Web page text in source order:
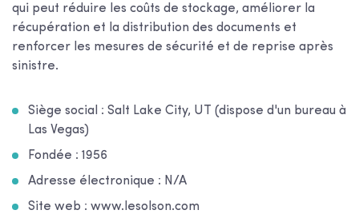
qui peut réduire les coûts de stockage, améliorer la
récupération et la distribution des documents et
renforcer les mesures de sécurité et de reprise après
sinistre.
Siège social : Salt Lake City, UT (dispose d'un bureau à
Las Vegas)
Fondée : 1956
Adresse électronique : N/A
Site web : www.lesolson.com